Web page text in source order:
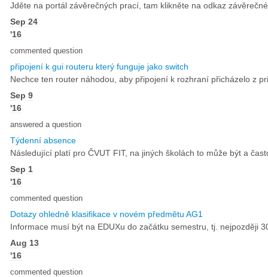
Jděte na portál závěrečných prací, tam klikněte na odkaz
Sep 24
'16
commented question
připojení k gui routeru který funguje jako switch
Nechce ten router náhodou, aby připojení k rozhraní přicházelo z
Sep 9
'16
answered a question
Týdenní absence
Následující platí pro ČVUT FIT, na jiných školách to může být a
Sep 1
'16
commented question
Dotazy ohledně klasifikace v novém předmětu AG1
Informace musí být na EDUXu do začátku semestru, tj. nejpozději
Aug 13
'16
commented question